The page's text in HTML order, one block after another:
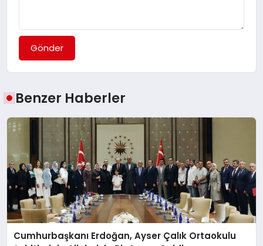
Gönder
Benzer Haberler
Cumhurbaşkanı Erdoğan, Ayser Çalık Ortaokulu